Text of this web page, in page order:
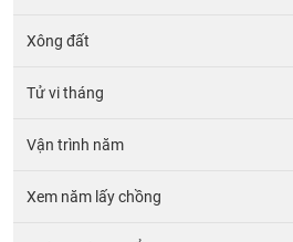
Xông đất
Tử vi tháng
Vận trình năm
Xem năm lấy chồng